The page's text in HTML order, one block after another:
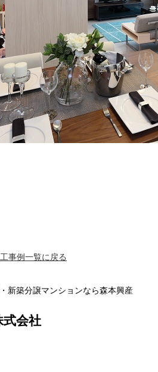
事例一覧に戻る
新築分譲マンションなら森本興産
式会社